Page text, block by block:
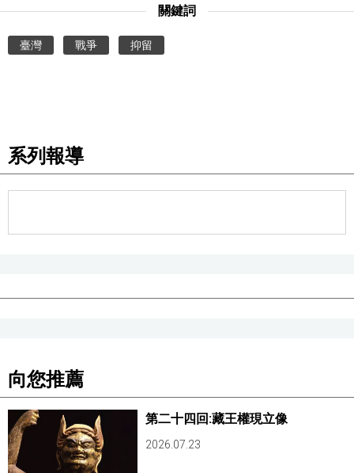
關鍵詞
臺灣 戰爭 抑留
系列報導
向您推薦
第二十四回:藏王權現立像
2026.07.23